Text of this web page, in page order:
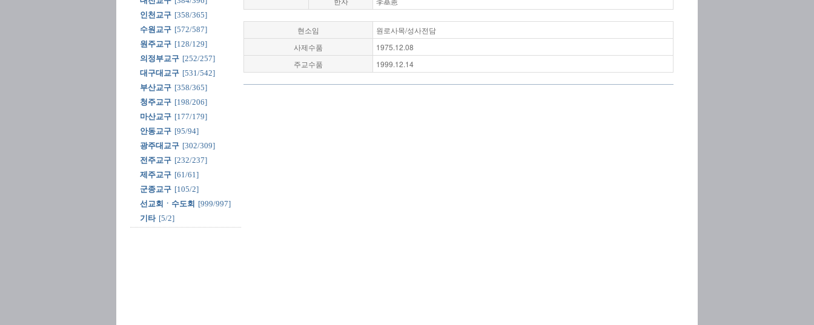
인천교구 [358/365]
수원교구 [572/587]
원주교구 [128/129]
의정부교구 [252/257]
대구대교구 [531/542]
부산교구 [358/365]
청주교구 [198/206]
마산교구 [177/179]
안동교구 [95/94]
광주대교구 [302/309]
전주교구 [232/237]
제주교구 [61/61]
군종교구 [105/2]
선교회ㆍ수도회 [999/997]
기타 [5/2]
현소임
원로사목/성사전담
사제수품
1975.12.08
주교수품
1999.12.14